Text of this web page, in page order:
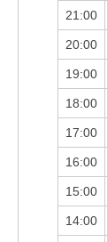
21:00
20:00
19:00
18:00
17:00
16:00
15:00
14:00